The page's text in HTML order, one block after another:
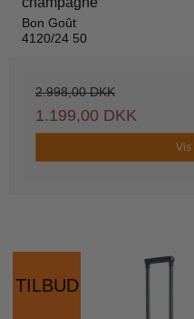
Bon Goût
4120/24 50
2.998,00 DKK
1.199,00 DKK
Vis
TILBUD